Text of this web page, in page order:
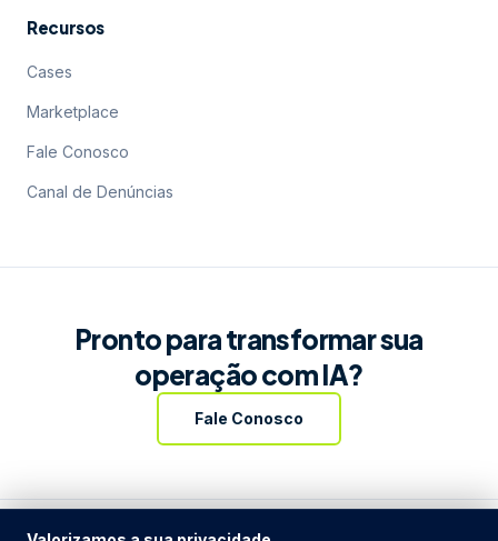
Recursos
Cases
Marketplace
Fale Conosco
Canal de Denúncias
Pronto para transformar sua
operação com IA?
Fale Conosco